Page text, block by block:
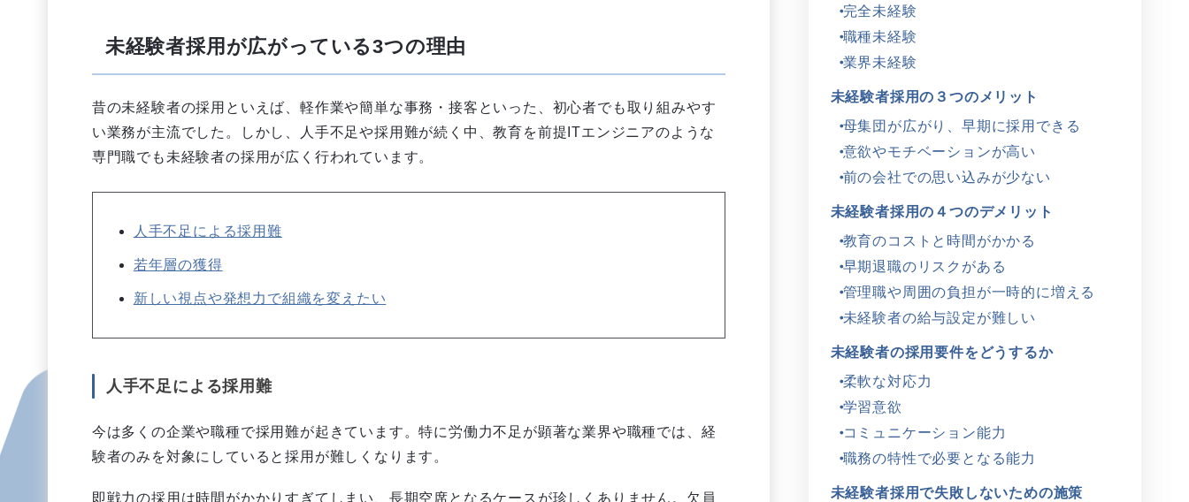
未経験者採用が広がっている3つの理由
昔の未経験者の採用といえば、軽作業や簡単な事務・接客といった、初心者でも取り組みやす
い業務が主流でした。しかし、人手不足や採用難が続く中、教育を前提ITエンジニアのような
専門職でも未経験者の採用が広く行われています。
人手不足による採用難
若年層の獲得
新しい視点や発想力で組織を変えたい
人手不足による採用難
今は多くの企業や職種で採用難が起きています。特に労働力不足が顕著な業界や職種では、経
験者のみを対象にしていると採用が難しくなります。
即戦力の採用は時間がかかりすぎてしまい、長期空席となるケースが珍しくありません。欠員
完全未経験
職種未経験
業界未経験
未経験者採用の３つのメリット
母集団が広がり、早期に採用できる
意欲やモチベーションが高い
前の会社での思い込みが少ない
未経験者採用の４つのデメリット
教育のコストと時間がかかる
早期退職のリスクがある
管理職や周囲の負担が一時的に増える
未経験者の給与設定が難しい
未経験者の採用要件をどうするか
柔軟な対応力
学習意欲
コミュニケーション能力
職務の特性で必要となる能力
未経験者採用で失敗しないための施策